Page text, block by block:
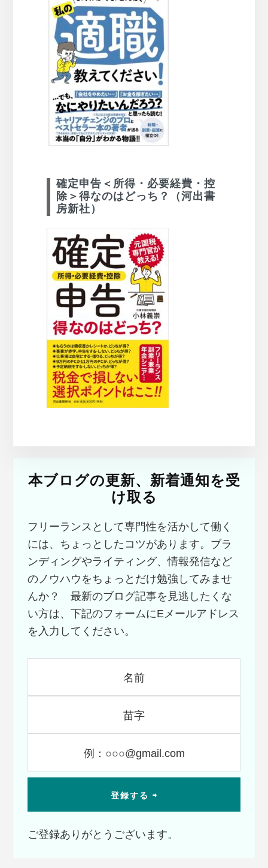
確定申告＜所得・必要経費・控
除＞得なのはどっち？（河出書
房新社）
本ブログの更新、新着通知を受
け取る
フリーランスとして専門性を活かして働く
には、ちょっとしたコツがあります。ブラ
ンディングやライティング、情報発信など
のノウハウをちょっとだけ勉強してみませ
んか？ 最新のブログ記事を見逃したくな
い方は、下記のフォームにEメールアドレス
を入力してください。
ご登録ありがとうございます。